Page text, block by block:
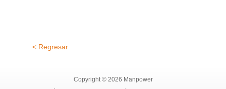
< Regresar
Copyright © 2026 Manpower